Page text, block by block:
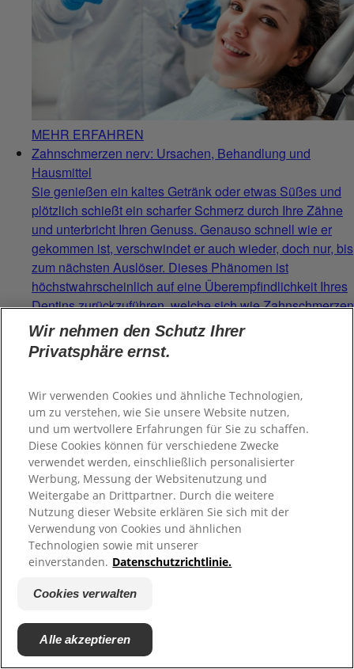
MEHR ERFAHREN
Zahnschmerzen nerv: Ursachen, Behandlung und
Hausmittel
Sie genießen ein kaltes Getränk oder etwas Süßes und
plötzlich schießt ein scharfer Schmerz durch Ihre Zähne
und unterbricht Ihren Genuss. Genauso schnell wie er
gekommen ist, verschwindet er auch wieder, doch nur, bis
zum nächsten Auslöser. Dieses Phänomen ist
höchstwahrscheinlich auf eine Überempfindlichkeit Ihres
Dentins zurückzuführen, welche sich wie Zahnschmerzen
anfühlen kann...
MEHR ERFAHREN
Zahnpasta gegen schmerzempfindliche Zähne
Die häufigste Ursache für empfindliche Zähne ist der
Rückgang des Zahnfleisches, bei dem sich das
Zahnfleisch von den Zähnen löst. Zahnfleischrückgang
wird normalerweise durch Zahnfleischerkrankungen
infolgedessen Reizstoffen ausgesetzt...
Wir nehmen den Schutz Ihrer
Privatsphäre ernst.
Wir verwenden Cookies und ähnliche Technologien,
um zu verstehen, wie Sie unsere Website nutzen,
und um wertvollere Erfahrungen für Sie zu schaffen.
Diese Cookies können für verschiedene Zwecke
verwendet werden, einschließlich personalisierter
Werbung, Messung der Websitenutzung und
Weitergabe an Drittpartner. Durch die weitere
Nutzung dieser Website erklären Sie sich mit der
Verwendung von Cookies und ähnlichen
Technologien sowie mit unserer
einverstanden. Datenschutzrichtlinie.
Cookies verwalten
Alle akzeptieren